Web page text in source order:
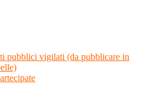
pubblici vigilati (da pubblicare in